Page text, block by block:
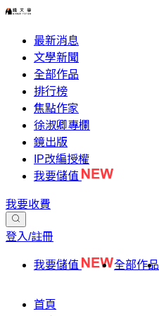
最新消息
文學新聞
全部作品
排行榜
焦點作家
徐淑卿專欄
鏡出版
IP改編授權
我要儲值
我要收費
登入/註冊
我要儲值 全部作品
首頁